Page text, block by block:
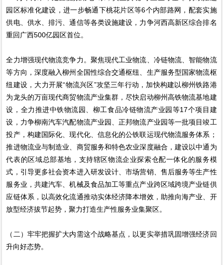
园区标准化建设，进一步畅通下桃花片区等6个内部路网，配套实施
供电、供水、排污、通信等各类设施建设，力争河西高新区综合排名
重回广西500亿园区首位。
全力增强现代物流竞争力。聚焦现代工业物流、冷链物流、智能物流
等方向，深度融入柳州全国性综合交通枢纽、生产服务型国家物流枢
纽建设，大力开展“物流兴区”攻坚三年行动，加快构建以柳州铁路港
为龙头的万亩现代商贸物流产业集群，尽快启动柳州高铁物流基地建
设，全力推进中铁物流园、柳工食品冷链物流产业园等17个项目建
设，力争柳南汽车汽配物流产业园、正邦物流产业园等一批项目竣工
投产，构建国际化、现代化、信息化的公铁联运现代物流服务体系；
推进物流业与制造业、商贸服务和特色农业深度融合，建设以中通为
代表的区域总部基地，支持辖区物流企业探索仓配一体化的服务模
式，引导更多社会资本进入研发设计、市场营销、售后服务等生产性
服务业，共建汽车、机械及食品加工等重点产业跨区域跨境产业链供
应链体系，以高效化流通推动实体经济降本增效，助推向海产业、开
放型经济拔节起势，聚力打造生产性服务业集聚区。
（二）牢牢把握扩大内需这个战略基点，以更实举措巩固增强经济回
升向好态势。